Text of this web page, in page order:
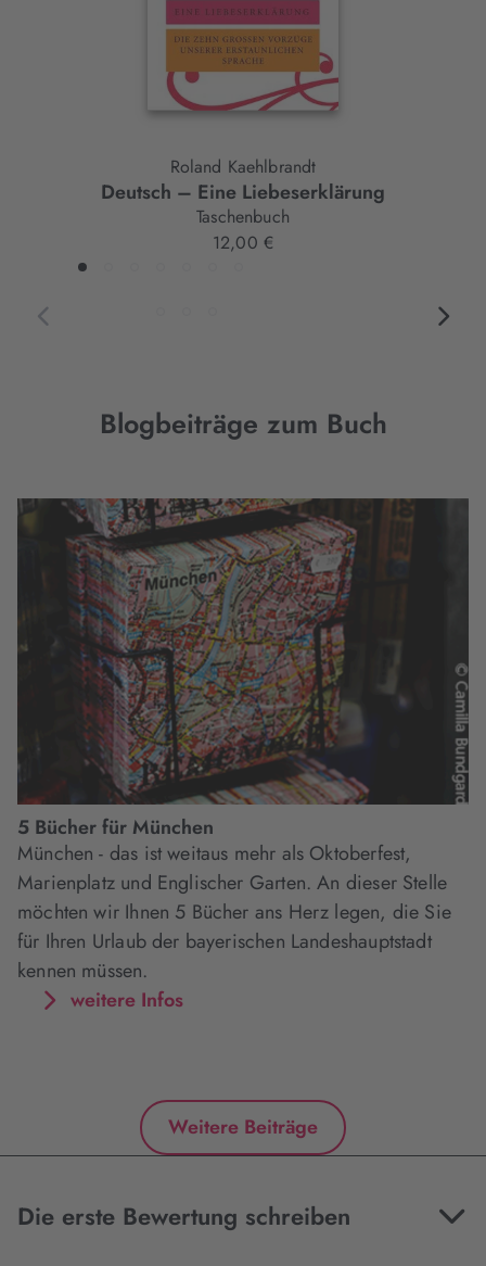
Roland Kaehlbrandt
Deutsch – Eine Liebeserklärung
Taschenbuch
12,00 €
Blogbeiträge zum Buch
5 Bücher für München
München - das ist weitaus mehr als Oktoberfest,
Marienplatz und Englischer Garten. An dieser Stelle
möchten wir Ihnen 5 Bücher ans Herz legen, die Sie
für Ihren Urlaub der bayerischen Landeshauptstadt
kennen müssen.
weitere Infos
Weitere Beiträge
Die erste Bewertung schreiben